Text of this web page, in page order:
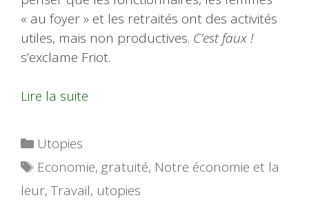
« au foyer » et les retraités ont des activités
utiles, mais non productives. C’est faux !
s’exclame Friot.
Lire la suite
Catégories
Utopies
Étiquettes
Economie, gratuité, Notre économie et la
leur,Travail, utopies